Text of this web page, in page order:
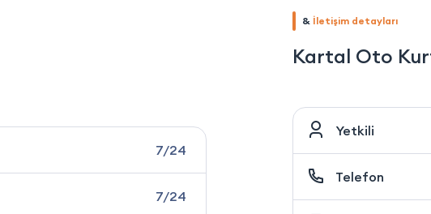
7/24
7/24
& İletişim detayları
Kartal Oto
Yetkili
Telefon